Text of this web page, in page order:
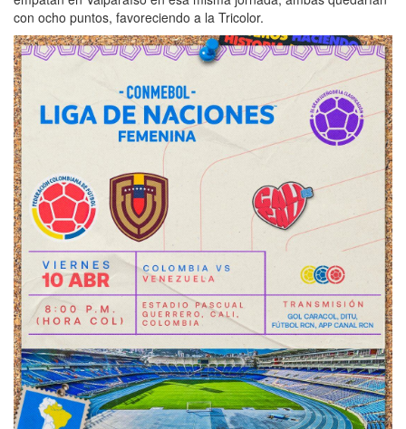
con ocho puntos, favoreciendo a la Tricolor.